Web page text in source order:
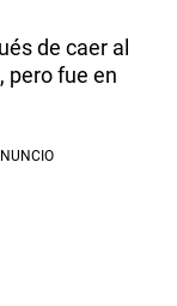
de caer al
pero fue en